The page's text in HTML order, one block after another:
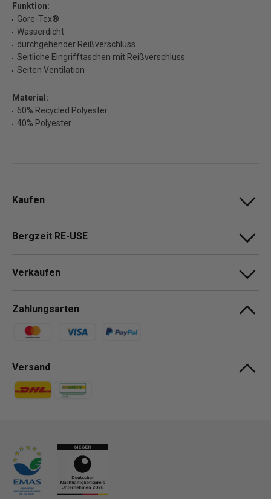
Funktion:
Gore-Tex®
Wasserdicht
durchgehender Reißverschluss
Seitliche Eingrifftaschen mit Reißverschluss
Seiten Ventilation
Material:
60% Recycled Polyester
40% Polyester
Kaufen
Bergzeit RE-USE
Verkaufen
Zahlungsarten
Zahlungsmethoden
Versand
Zahlungsmethoden
Zahlungsmethoden